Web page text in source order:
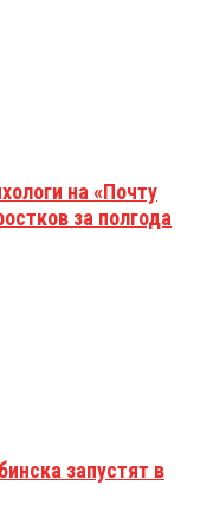
на «Почту
за полгода
запустят в